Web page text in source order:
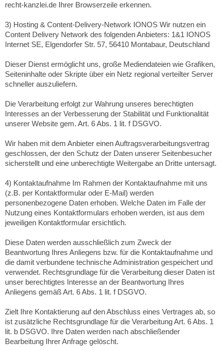
recht-kanzlei.de Ihrer Browserzeile erkennen.
3) Hosting & Content-Delivery-Network IONOS Wir nutzen ein
Content Delivery Network des folgenden Anbieters: 1&1 IONOS
Internet SE, Elgendorfer Str. 57, 56410 Montabaur, Deutschland
Dieser Dienst ermöglicht uns, große Mediendateien wie Grafiken,
Seiteninhalte oder Skripte über ein Netz regional verteilter Server
schneller auszuliefern.
Die Verarbeitung erfolgt zur Wahrung unseres berechtigten
Interesses an der Verbesserung der Stabilität und Funktionalität
unserer Website gem. Art. 6 Abs. 1 lit. f DSGVO.
Wir haben mit dem Anbieter einen Auftragsverarbeitungsvertrag
geschlossen, der den Schutz der Daten unserer Seitenbesucher
sicherstellt und eine unberechtigte Weitergabe an Dritte untersagt.
4) Kontaktaufnahme Im Rahmen der Kontaktaufnahme mit uns
(z.B. per Kontaktformular oder E-Mail) werden
personenbezogene Daten erhoben. Welche Daten im Falle der
Nutzung eines Kontaktformulars erhoben werden, ist aus dem
jeweiligen Kontaktformular ersichtlich.
Diese Daten werden ausschließlich zum Zweck der
Beantwortung Ihres Anliegens bzw. für die Kontaktaufnahme und
die damit verbundene technische Administration gespeichert und
verwendet. Rechtsgrundlage für die Verarbeitung dieser Daten ist
unser berechtigtes Interesse an der Beantwortung Ihres
Anliegens gemäß Art. 6 Abs. 1 lit. f DSGVO.
Zielt Ihre Kontaktierung auf den Abschluss eines Vertrages ab, so
ist zusätzliche Rechtsgrundlage für die Verarbeitung Art. 6 Abs. 1
lit. b DSGVO. Ihre Daten werden nach abschließender
Bearbeitung Ihrer Anfrage gelöscht.